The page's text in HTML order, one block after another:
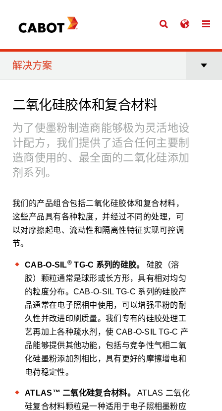
解决方案
二氧化硅胶体和复合材料
为了使墨粉制造商能够极为灵活地设
计配方，我们提供了适合任何主要制
造商使用的、最全面的二氧化硅添加
剂系列。
我们的产品组合包括二氧化硅胶体和复合材料，
这些产品具有各种粒度，并经过不同的处理，可
以对摩擦起电、流动性和隔离性特征实现可控调
节。
CAB-O-SIL® TG-C 系列的硅胶。 硅胶（溶
胶）颗粒通常是球形或长方形，具有相对均匀
的粒度分布。CAB-O-SIL TG-C 系列的硅胶产
品通常在电子照相中使用，可以增强墨粉的耐
久性并改进印刷质量。我们专有的硅胶处理工
艺再加上各种疏水剂，使 CAB-O-SIL TG-C 产
品能够提供其他功能，包括与竞争性气相二氧
化硅墨粉添加剂相比，具有更好的摩擦增电和
电荷稳定性。
ATLAS™ 二氧化硅复合材料。ATLAS 二氧化
硅复合材料颗粒是一种适用于电子照相墨粉应